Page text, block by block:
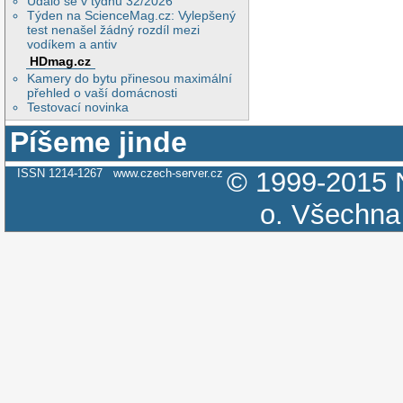
Týden na ScienceMag.cz: Vylepšený
test nenašel žádný rozdíl mezi
vodíkem a antiv
HDmag.cz
Kamery do bytu přinesou maximální
přehled o vaší domácnosti
Testovací novinka
Trying to get
thd-
The manual page
information that
Píšeme jinde
ISSN 1214-1267 www.czech-server.cz © 1999-2015
o.